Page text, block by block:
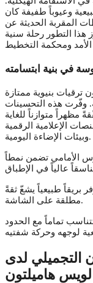
وعيوباً طفيفة كان
المقربة الحديثة عن
هذا التطور رحلة سنية
في بنية ابتسامته
بنيوية ممتازة
وفّرت هذه التحسينات
مظهراً متوازناً للغاية
الإعلامية الرقمية
وبيئات الإضاءة اليومية.
الأمامي تضمن نمطاً
بريقاً طبيعياً يشعّ ثقةً
مطلقة على الشاشة.
تماماً مع الحدود
التجميلي لدى
لويس هاميلتون